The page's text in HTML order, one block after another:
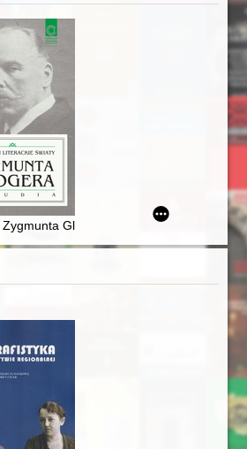
of archival resources through
zakonnymi męskimi w czasach
Zygmunta Glogera w czasopismach